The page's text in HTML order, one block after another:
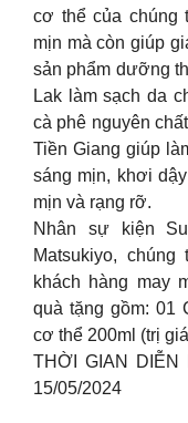
cơ thể của chúng
mịn mà còn giúp
sản phẩm dưỡng
Lak làm sạch da
cà phê nguyên
Tiền Giang giúp
sáng mịn, khơi
mịn và rạng rỡ.
Nhân sự kiện
Matsukiyo,
khách hàng may
quà tặng gồm: 01
cơ thể 200ml (trị
THỜI GIAN DIỄN
15/05/2024